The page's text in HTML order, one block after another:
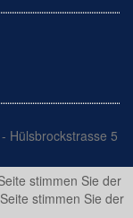
stimmen Sie der
stimmen Sie der
Hülsbrockstrasse 5